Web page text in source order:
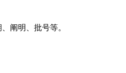
阐明、批号等。